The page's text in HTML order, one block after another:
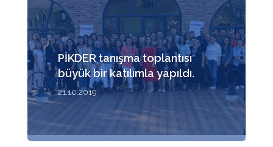
PİKDER tanışma toplantısı
büyük bir katılımla yapıldı.
21.10.2019